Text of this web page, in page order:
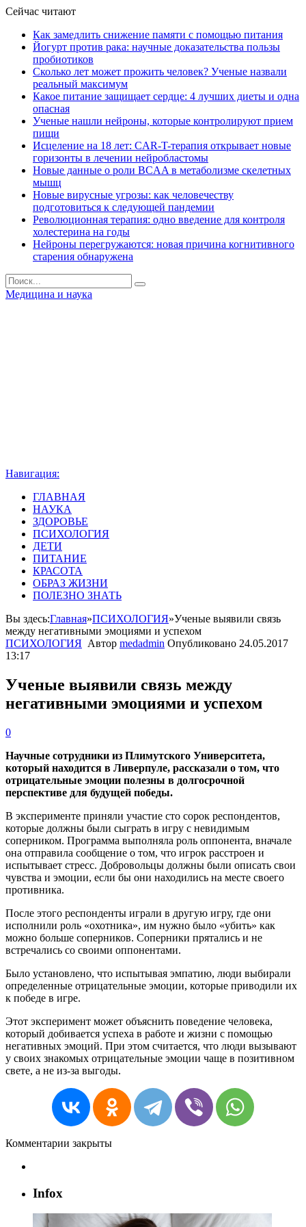
Сейчас читают
Как замедлить снижение памяти с помощью питания
Йогурт против рака: научные доказательства пользы
пробиотиков
Сколько лет может прожить человек? Ученые назвали
реальный максимум
Какое питание защищает сердце: 4 лучших диеты и одна
опасная
Ученые нашли нейроны, которые контролируют прием
пищи
Исцеление на 18 лет: CAR-T-терапия открывает новые
горизонты в лечении нейробластомы
Новые данные о роли BCAA в метаболизме скелетных
мышц
Новые вирусные угрозы: как человечеству
подготовиться к следующей пандемии
Революционная терапия: одно введение для контроля
холестерина на годы
Нейроны перегружаются: новая причина когнитивного
старения обнаружена
Медицина и наука
Навигация:
ГЛАВНАЯ
НАУКА
ЗДОРОВЬЕ
ПСИХОЛОГИЯ
ДЕТИ
ПИТАНИЕ
КРАСОТА
ОБРАЗ ЖИЗНИ
ПОЛЕЗНО ЗНАТЬ
Вы здесь:Главная»ПСИХОЛОГИЯ»Ученые выявили связь
между негативными эмоциями и успехом
ПСИХОЛОГИЯ Автор medadmin Опубликовано 24.05.2017
13:17
Ученые выявили связь между
негативными эмоциями и успехом
0
Научные сотрудники из Плимутского Университета,
который находится в Ливерпуле, рассказали о том, что
отрицательные эмоции полезны в долгосрочной
перспективе для будущей победы.
В эксперименте приняли участие сто сорок респондентов,
которые должны были сыграть в игру с невидимым
соперником. Программа выполняла роль оппонента, вначале
она отправила сообщение о том, что игрок расстроен и
испытывает стресс. Добровольцы должны были описать свои
чувства и эмоции, если бы они находились на месте своего
противника.
После этого респонденты играли в другую игру, где они
исполнили роль «охотника», им нужно было «убить» как
можно больше соперников. Соперники прятались и не
встречались со своими оппонентами.
Было установлено, что испытывая эмпатию, люди выбирали
определенные отрицательные эмоции, которые приводили их
к победе в игре.
Этот эксперимент может объяснить поведение человека,
который добивается успеха в работе и жизни с помощью
негативных эмоций. При этом считается, что люди вызывают
у своих знакомых отрицательные эмоции чаще в позитивном
свете, а не из-за выгоды.
Комментарии закрыты
Infox